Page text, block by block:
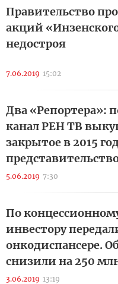
Правительство
акций
недостроя
7.06.2019 15:02
Два «Репортера»:
канал РЕН ТВ
закрытое в 2015
5.06.2019 7:30
По
инвестору
онкодиспансере.
снизили на 250
3.06.2019 13:19